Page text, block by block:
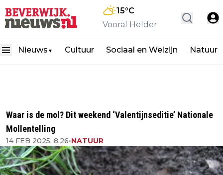
15°C
Vooral Helder
Nieuws ▼ Cultuur Sociaal en Welzijn Natuur
Waar is de mol? Dit weekend ‘Valentijnseditie’ Nationale
Mollentelling
14 FEB 2025, 8:26•NATUUR